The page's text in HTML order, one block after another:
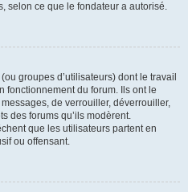
selon ce que le fondateur a autorisé.
groupes d’utilisateurs) dont le travail
fonctionnement du forum. Ils ont le
de verrouiller, déverrouiller,
des forums qu’ils modèrent.
que les utilisateurs partent en
ou offensant.